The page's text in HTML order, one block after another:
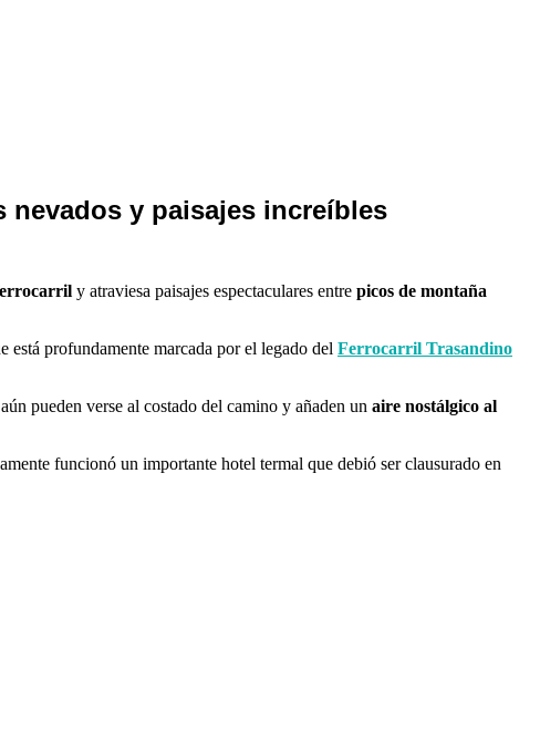
nevados y paisajes increíbles
y atraviesa paisajes espectaculares entre picos de montaña
está profundamente marcada por el legado del Ferrocarril Trasandino
aún pueden verse al costado del camino y añaden un aire nostálgico al
funcionó un importante hotel termal que debió ser clausurado en